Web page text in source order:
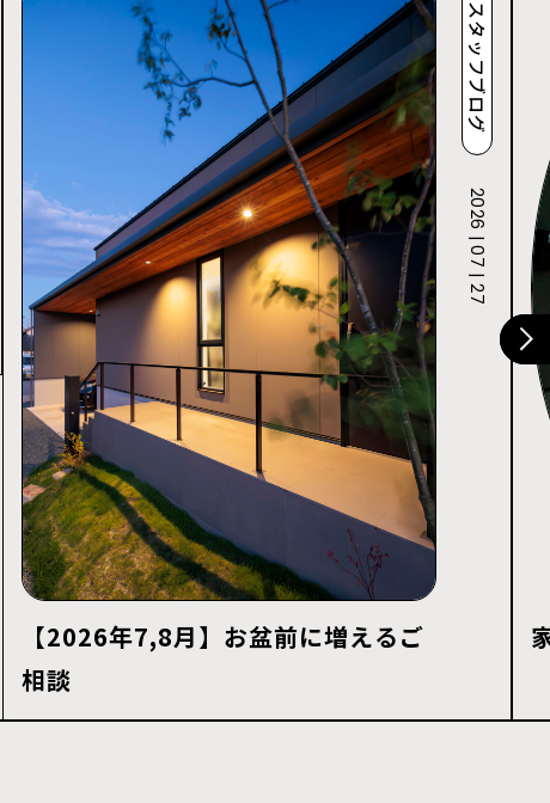
【2026年7,8月】お盆前に増えるご
相談
スタッフブログ
2026 | 07 | 27